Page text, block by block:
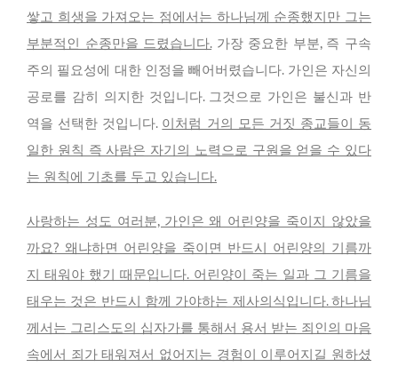
쌓고 희생을 가져오는 점에서는 하나님께 순종했지만 그는
부분적인 순종만을 드렸습니다.가장 중요한 부분, 즉 구속
주의 필요성에 대한 인정을 빼어버렸습니다. 가인은 자신의
공로를 감히 의지한 것입니다. 그것으로 가인은 불신과 반
역을 선택한 것입니다. 이처럼 거의 모든 거짓 종교들이 동
일한 원칙 즉 사람은 자기의 노력으로 구원을 얻을 수 있다
는 원칙에 기초를 두고 있습니다.
사랑하는 성도 여러분, 가인은 왜 어린양을 죽이지 않았을
까요? 왜냐하면 어린양을 죽이면 반드시 어린양의 기름까
지 태워야 했기 때문입니다. 어린양이 죽는 일과 그 기름을
태우는 것은 반드시 함께 가야하는 제사의식입니다. 하나님
께서는 그리스도의 십자가를 통해서 용서 받는 죄인의 마음
속에서 죄가 태워져서 없어지는 경험이 이루어지길 원하셨